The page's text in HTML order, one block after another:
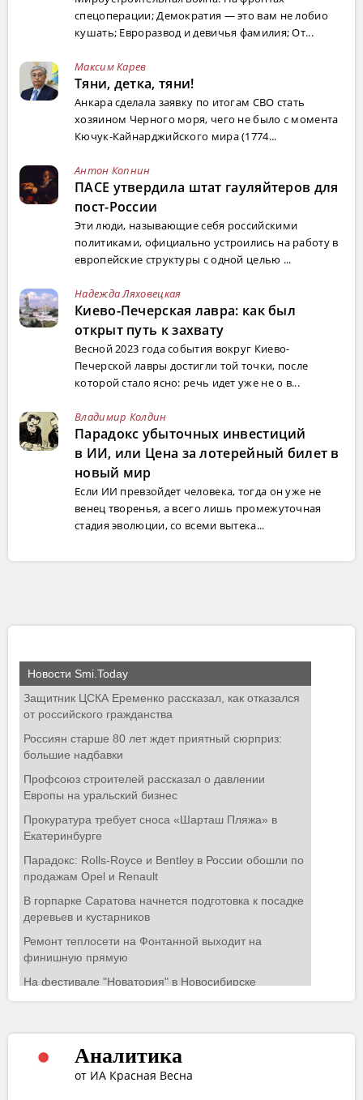
спецоперации; Демократия — это вам не лобио
кушать; Евроразвод и девичья фамилия; От...
Максим Карев
Тяни, детка, тяни!
Анкара сделала заявку по итогам СВО стать
хозяином Черного моря, чего не было с момента
Кючук-Кайнарджийского мира (1774...
Антон Копнин
ПАСЕ утвердила штат гауляйтеров для
пост-России
Эти люди, называющие себя российскими
политиками, официально устроились на работу в
европейские структуры с одной целью ...
Надежда Ляховецкая
Киево-Печерская лавра: как был
открыт путь к захвату
Весной 2023 года события вокруг Киево-
Печерской лавры достигли той точки, после
которой стало ясно: речь идет уже не о в...
Владимир Колдин
Парадокс убыточных инвестиций
в ИИ, или Цена за лотерейный билет в
новый мир
Если ИИ превзойдет человека, тогда он уже не
венец творенья, а всего лишь промежуточная
стадия эволюции, со всеми вытека...
Аналитика
от ИА Красная Весна